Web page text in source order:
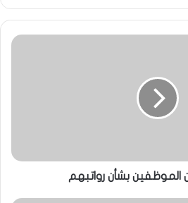
الموظفين بشأن رواتبهم